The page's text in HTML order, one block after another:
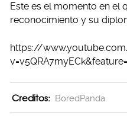
Este es el momento en el
reconocimiento y su
https://
Creditos: BoredPanda